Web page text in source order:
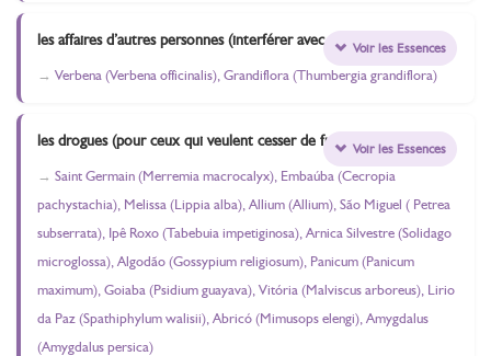
les affaires d’autres personnes (interférer avec nous)
Verbena (Verbena officinalis), Grandiflora (Thumbergia grandiflora)
Voir les Essences
les drogues (pour ceux qui veulent cesser de fumer) ;
Saint Germain (Merremia macrocalyx), Embaúba (Cecropia
pachystachia), Melissa (Lippia alba), Allium (Allium), São Miguel ( Petrea
subserrata), Ipê Roxo (Tabebuia impetiginosa), Arnica Silvestre (Solidago
microglossa), Algodão (Gossypium religiosum), Panicum (Panicum
maximum), Goiaba (Psidium guayava), Vitória (Malviscus arboreus), Lirio
da Paz (Spathiphylum walisii), Abricó (Mimusops elengi), Amygdalus
(Amygdalus persica)
Voir les Essences